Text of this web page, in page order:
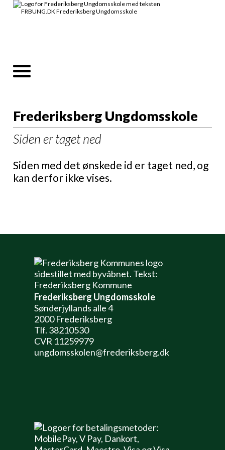
Frederiksberg Ungdomsskole
Siden er taget ned
Siden med det ønskede id er taget ned, og
kan derfor ikke vises.
Frederiksberg Ungdomsskole
Sønderjyllands alle 4
2000 Frederiksberg
Tlf. 38210530
CVR 11259979
ungdomsskolen@frederiksberg.dk